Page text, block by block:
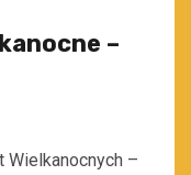
–
Wielkanocnych –